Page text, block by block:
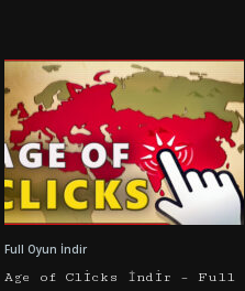
Full Oyun İndir
Age of Clicks İndir – Full